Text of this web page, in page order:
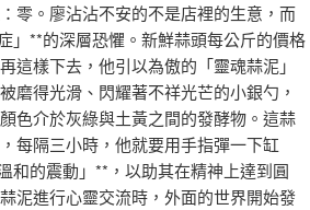
零。廖沾沾不安的不是店裡的生意，而
」**的深層恐懼。新鮮蒜頭每公斤的價格
這樣下去，他引以為傲的「靈魂蒜泥」
磨得光滑、閃耀著不祥光芒的小銀勺，
色介於灰綠與土黃之間的發酵物。這蒜
每隔三小時，他就要用手指彈一下缸
和的震動」**，以助其在精神上達到圓
泥進行心靈交流時，外面的世界開始發